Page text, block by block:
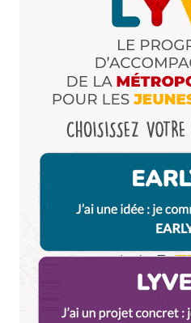
Pour bien entamer la fête
(batucada, musique
le feu place Antoine Jutard
de 20h30 samedi 6
On attend les Lyon City
sur les percussions,
Répondre
Sympa la vidéo des
: ils disent que la statue de
posée sur la basilique en
4 décembre 2014 à 17 h 56 min